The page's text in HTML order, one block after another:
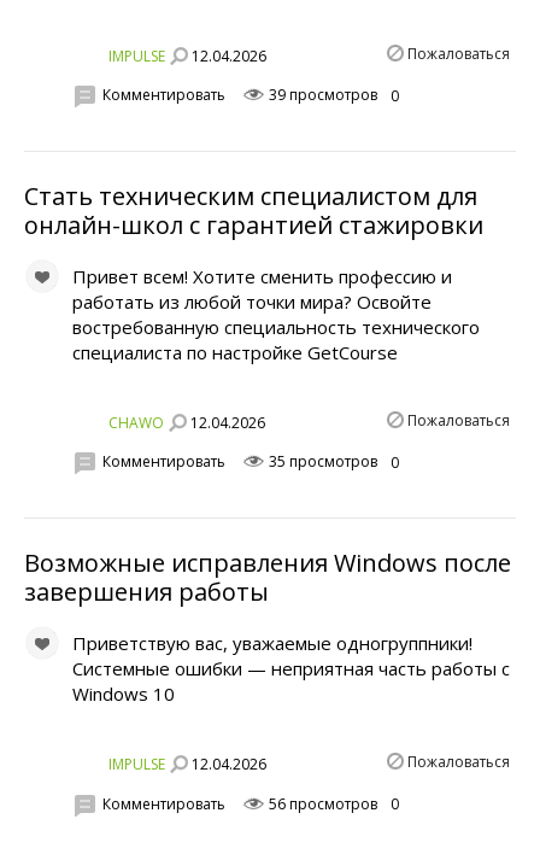
IMPULSE 12.04.2026 Пожаловаться
Комментировать 39 просмотров 0
Стать техническим специалистом для
онлайн-школ с гарантией стажировки
Привет всем! Хотите сменить профессию и
работать из любой точки мира? Освойте
востребованную специальность технического
специалиста по настройке GetCourse
CHAWO 12.04.2026 Пожаловаться
Комментировать 35 просмотров 0
Возможные исправления Windows после
завершения работы
Приветствую вас, уважаемые одногруппники!
Системные ошибки — неприятная часть работы с
Windows 10
IMPULSE 12.04.2026 Пожаловаться
Комментировать 56 просмотров 0